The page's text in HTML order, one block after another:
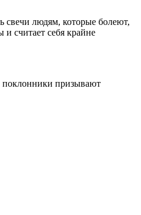
свечи людям, которые болеют,
считает себя крайне
поклонники призывают